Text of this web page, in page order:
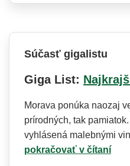
Súčasť gigalistu
Giga List:
Morava ponúka naozaj
prírodných, tak
vyhlásená malebnými
pokračovať v čítaní